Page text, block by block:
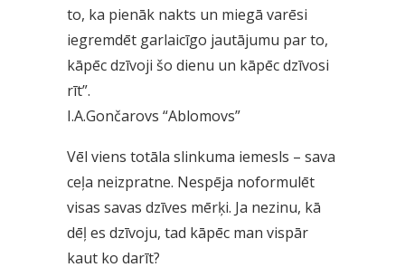
to, ka pienāk nakts un miegā varēsi
iegremdēt garlaicīgo jautājumu par to,
kāpēc dzīvoji šo dienu un kāpēc dzīvosi
rīt”.
I.A.Gončarovs “Ablomovs”
Vēl viens totāla slinkuma iemesls – sava
ceļa neizpratne. Nespēja noformulēt
visas savas dzīves mērķi. Ja nezinu, kā
dēļ es dzīvoju, tad kāpēc man vispār
kaut ko darīt?